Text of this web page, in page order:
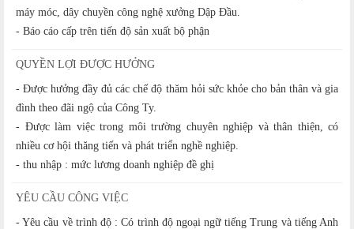
máy móc, dây chuyền công nghệ xưởng Dập Đầu.
- Báo cáo cấp trên tiến độ sản xuất bộ phận
QUYỀN LỢI ĐƯỢC HƯỞNG
- Được hưởng đầy đủ các chế độ thăm hỏi sức khỏe cho bản thân và gia
đình theo đãi ngộ của Công Ty.
- Được làm việc trong môi trường chuyên nghiệp và thân thiện, có
nhiều cơ hội thăng tiến và phát triển nghề nghiệp.
- thu nhập : mức lương doanh nghiệp đề ghị
YÊU CẦU CÔNG VIỆC
- Yêu cầu về trình độ : Có trình độ ngoại ngữ tiếng Trung và tiếng Anh